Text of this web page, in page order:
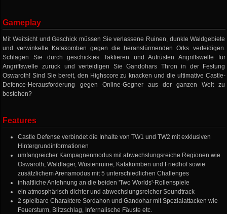
Gameplay
Mit Weitsicht und Geschick müssen Sie verlassene Ruinen, dunkle Waldgebiete
und verwinkelte Katakomben gegen die heranstürmenden Orks verteidigen.
Schlagen Sie durch geschicktes Taktieren und Aufrüsten Angriffswelle für
Angriffswelle zurück und verteidigen Sie Gandohars Thron in der Festung
Oswaroth! Sind Sie bereit, den Highscore zu knacken und die ultimative Castle-
Defence-Herausforderung gegen Online-Gegner aus der ganzen Welt zu
bestehen?
Features
Castle Defense verbindet die Inhalte von TW1 und TW2 mit exklusiven
Hintergrundinformationen
umfangreicher Kampagnenmodus mit abwechslungsreiche Regionen wie
Oswaroth, Waldlager, Wüstenruine, Katakomben und Friedhof sowie
zusätzlichem Arenamodus mit 5 unterschiedlichen Challenges
inhaltliche Anlehnung an die beiden 'Two Worlds'-Rollenspiele
ein atmosphärisch dichter und abwechslungsreicher Soundtrack
2 spielbare Charaktere Sordahon und Gandohar mit Spezialattacken wie
Feuersturm, Blitzschlag, Infernalische Fäuste etc.